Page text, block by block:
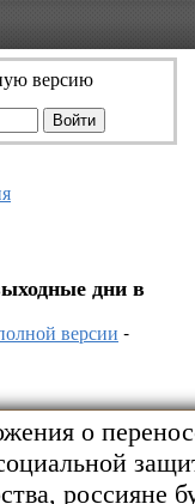
версию
дни в
версии -
о
россияне